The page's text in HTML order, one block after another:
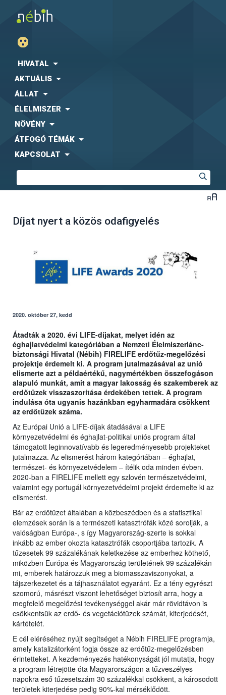
HIVATAL
AKTUÁLIS
ÁLLAT
ÉLELMISZER
NÖVÉNY
ÁTFOGÓ TÉMÁK
KAPCSOLAT
Díjat nyert a közös odafigyelés
2020. október 27, kedd
Átadták a 2020. évi LIFE-díjakat, melyet idén az
éghajlatvédelmi kategóriában a Nemzeti Élelmiszerlánc-
biztonsági Hivatal (Nébih) FIRELIFE erdőtűz-megelőzési
projektje érdemelt ki. A program jutalmazásával az unió
elismerte azt a példaértékű, nagymértékben összefogáson
alapuló munkát, amit a magyar lakosság és szakemberek az
erdőtüzek visszaszorítása érdekében tettek. A program
indulása óta ugyanis hazánkban egyharmadára csökkent
az erdőtüzek száma.
Az Európai Unió a LIFE-díjak átadásával a LIFE
környezetvédelmi és éghajlat-politikai uniós program által
támogatott leginnovatívabb és legeredményesebb projekteket
jutalmazza. Az elismerést három kategóriában – éghajlat,
természet- és környezetvédelem – ítélik oda minden évben.
2020-ban a FIRELIFE mellett egy szlovén természetvédelmi,
valamint egy portugál környezetvédelmi projekt érdemelte ki az
elismerést.
Bár az erdőtüzet általában a közbeszédben és a statisztikai
elemzések során is a természeti katasztrófák közé sorolják, a
valóságban Európa-, s így Magyarország-szerte is sokkal
inkább az ember okozta katasztrófák csoportjába tartozik. A
tűzesetek 99 százalékának keletkezése az emberhez köthető,
miközben Európa és Magyarország területének 99 százalékán
mi, emberek határozzuk meg a biomasszaviszonyokat, a
tájszerkezetet és a tájhasználatot egyaránt. Ez a tény egyrészt
szomorú, másrészt viszont lehetőséget biztosít arra, hogy a
megfelelő megelőzési tevékenységgel akár már rövidtávon is
csökkentsük az erdő- és vegetációtüzek számát, kiterjedését,
kártételét.
E cél eléréséhez nyújt segítséget a Nébih FIRELIFE programja,
amely katalizátorként fogja össze az erdőtűz-megelőzésben
érintetteket. A kezdeményezés hatékonyságát jól mutatja, hogy
a program létrejötte óta Magyarországon a tűzveszélyes
napokra eső tűzesetszám 30 százalékkal csökkent, a károsodott
területek kiterjedése pedig 90%-kal mérséklődött.